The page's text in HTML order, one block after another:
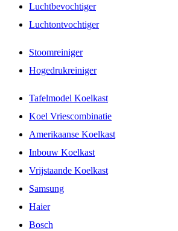
Luchtbevochtiger
Luchtontvochtiger
Stoomreiniger
Hogedrukreiniger
Tafelmodel Koelkast
Koel Vriescombinatie
Amerikaanse Koelkast
Inbouw Koelkast
Vrijstaande Koelkast
Samsung
Haier
Bosch